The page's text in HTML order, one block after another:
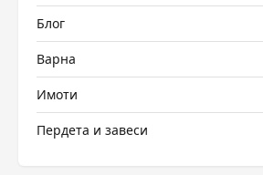
Блог
Варна
Имоти
Пердета и завеси